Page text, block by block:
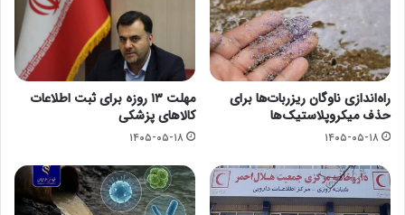
راه‌اندازی ناوگان ریزربات‌ها برای
حذف میکروپلاستیک‌ها
۱۴۰۵-۰۵-۱۸
مهلت ۱۳ روزه برای ثبت اطلاعات
کالاهای پزشکی
۱۴۰۵-۰۵-۱۸